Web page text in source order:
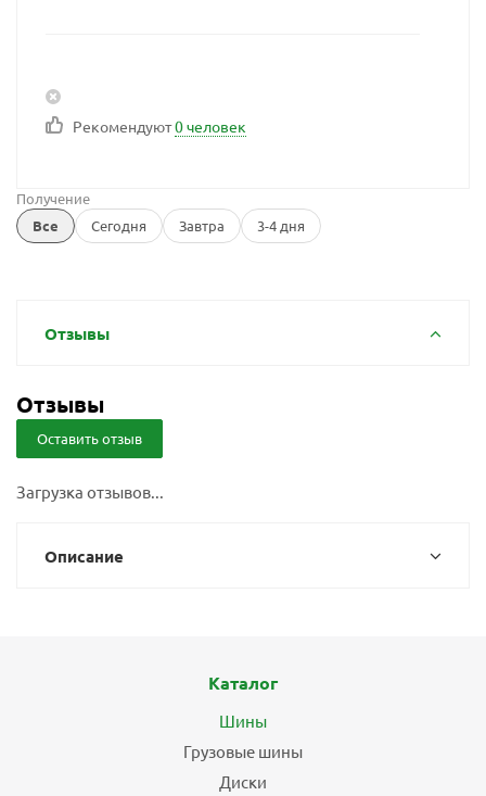
Рекомендуют0 человек
Получение
Все
Сегодня Завтра 3-4 дня
Отзывы
Отзывы
Оставить отзыв
Загрузка отзывов...
Описание
Каталог
Шины
Грузовые шины
Диски